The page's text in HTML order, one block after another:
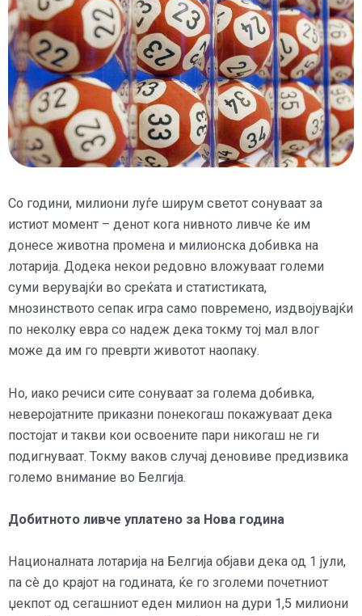
Со години, милиони луѓе ширум светот сонуваат за
истиот момент – денот кога нивното ливче ќе им
донесе животна промена и милионска добивка на
лотарија. Додека некои редовно вложуваат големи
суми верувајќи во среќата и статистиката,
мнозинството сепак игра само повремено, издвојувајќи
по неколку евра со надеж дека токму тој мал влог
може да им го преврти животот наопаку.
Но, иако речиси сите сонуваат за голема добивка,
неверојатните приказни понекогаш покажуваат дека
постојат и такви кои освоените пари никогаш не ги
подигнуваат. Токму ваков случај деновиве предизвика
големо внимание во Белгија.
Добитното ливче уплатено за Нова година
Националната лотарија на Белгија објави дека од 1 јули,
па сè до крајот на годината, ќе го зголеми почетниот
џекпот од сегашниот еден милион на дури 1,5 милиони